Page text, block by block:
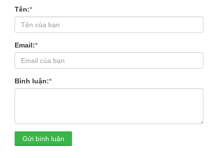
Tên:*
Email:*
Bình luận:*
Gửi bình luận